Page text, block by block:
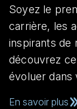
Soyez le
carrière, les
inspirants de
découvrez
évoluer dans
En savoir plus